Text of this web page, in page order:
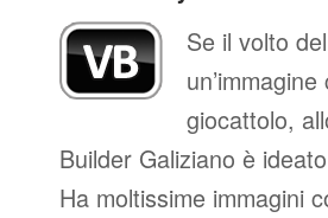
Se il volto
giocattolo,
Builder Galiziano è
Ha moltissime immagini